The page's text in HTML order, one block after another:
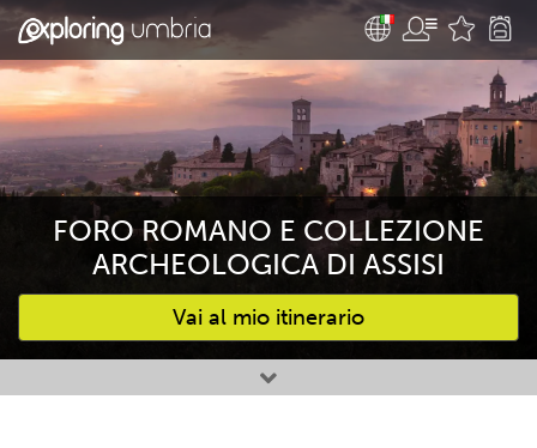
FORO ROMANO E COLLEZIONE
ARCHEOLOGICA DI ASSISI
Vai al mio itinerario
Attività preferite